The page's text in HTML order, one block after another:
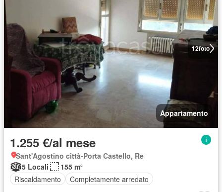
12foto
Appartamento
1.255 €/al mese
Sant'Agostino città-Porta Castello, Re
5 Locali
155 m²
Riscaldamento
Completamente arredato